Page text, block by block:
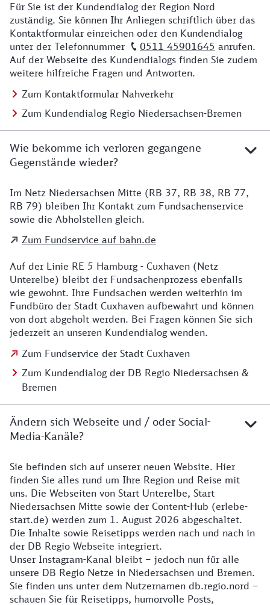
Details zu Kontakt
Für Sie ist der Kundendialog der Region Nord
zuständig. Sie können Ihr Anliegen schriftlich über das
Kontaktformular einreichen oder den Kundendialog
unter der Telefonnummer
0511 45901645 anrufen.
Auf der Webseite des Kundendialogs finden Sie zudem
weitere hilfreiche Fragen und Antworten.
Zum Kontaktformular Nahverkehr
Zum Kundendialog Regio Niedersachsen-Bremen
Wie bekomme ich verloren gegangene
Gegenstände wieder?
Details zu Kontakt
Im Netz Niedersachsen Mitte (RB 37, RB 38, RB 77,
RB 79) bleiben Ihr Kontakt zum Fundsachenservice
sowie die Abholstellen gleich.
Zum Fundservice auf bahn.de
Auf der Linie RE 5 Hamburg - Cuxhaven (Netz
Unterelbe) bleibt der Fundsachenprozess ebenfalls
wie gewohnt. Ihre Fundsachen werden weiterhin im
Fundbüro der Stadt Cuxhaven aufbewahrt und können
von dort abgeholt werden. Bei Fragen können Sie sich
jederzeit an unseren Kundendialog wenden.
Zum Fundservice der Stadt Cuxhaven
Zum Kundendialog der DB Regio Niedersachsen &
Bremen
Ändern sich Webseite und / oder Social-
Media-Kanäle?
Details zur Website
Sie befinden sich auf unserer neuen Website. Hier
finden Sie alles rund um Ihre Region und Reise mit
uns. Die Webseiten von Start Unterelbe, Start
Niedersachsen Mitte sowie der Content-Hub (erlebe-
start.de) werden zum 1. August 2026 abgeschaltet.
Die Inhalte sowie Reisetipps werden nach und nach in
der DB Regio Webseite integriert.
Unser Instagram-Kanal bleibt – jedoch nun für alle
unsere DB Regio Netze in Niedersachsen und Bremen.
Sie finden uns unter dem Nutzernamen db.regio.nord –
schauen Sie für Reisetipps, humorvolle Posts,